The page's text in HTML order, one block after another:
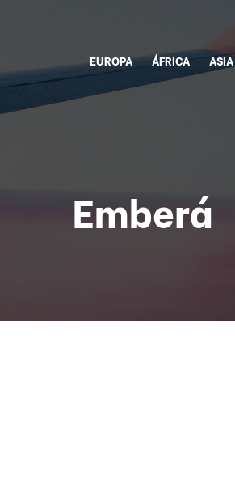
EUROPA ÁFRICA ASIA
Emberá